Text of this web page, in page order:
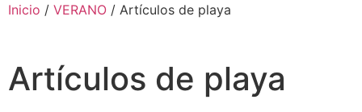
Inicio / VERANO / Artículos de playa
Artículos de playa